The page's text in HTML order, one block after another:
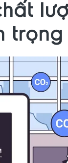
trọng